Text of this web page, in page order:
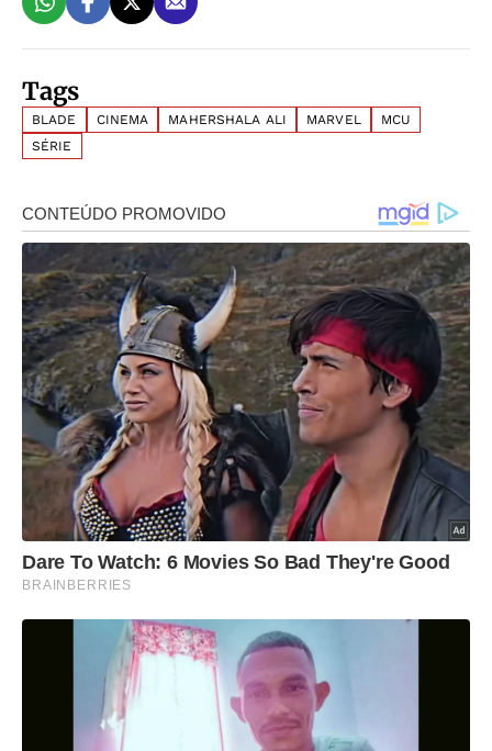
Tags
BLADE CINEMA MAHERSHALA ALI MARVEL
MCU
SÉRIE